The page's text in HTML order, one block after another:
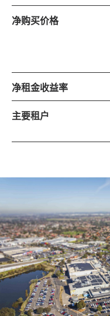
净购买价格
净租金收益率
主要租户